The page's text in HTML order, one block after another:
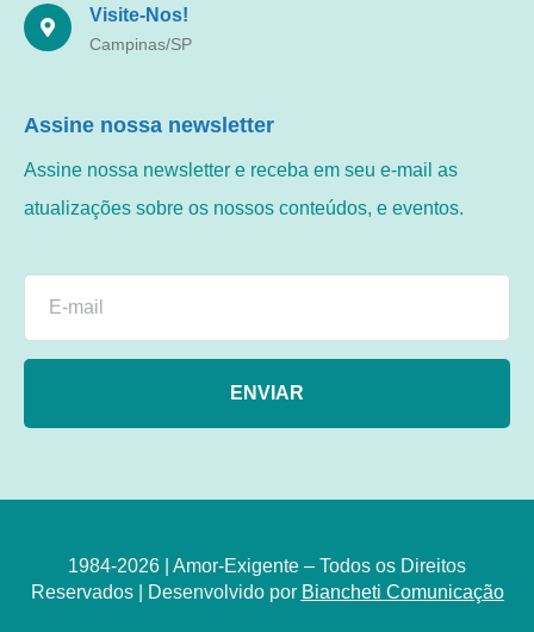
Visite-Nos!
Campinas/SP
Assine nossa newsletter
Assine nossa newsletter e receba em seu e-mail as
atualizações sobre os nossos conteúdos, e eventos.
ENVIAR
1984-2026 | Amor-Exigente – Todos os Direitos
Reservados | Desenvolvido por Biancheti Comunicação